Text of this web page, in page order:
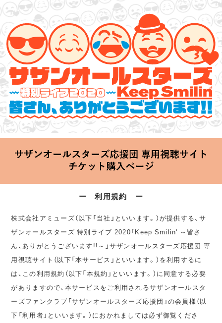
サザンオールスターズ 特別ライブ 2020
2020.06.25 Thu 20:00 Start at 横浜アリーナ
ー 利用規約 ー
株式会社アミューズ（以下「当社」といいます。）が提供する、サ
ザンオールスターズ 特別ライブ 2020「Keep Smilin' ～皆さ
ん、ありがとうございます!!～」サザンオールスターズ応援団 専
用視聴サイト（以下「本サービス」といいます。）を利用するに
は、この利用規約（以下「本規約」といいます。）に同意する必要
がありますので、本サービスをご利用されるサザンオールスタ
ーズファンクラブ「サザンオールスターズ応援団」の会員様（以
下「利用者」といいます。）におかれましては必ず御覧くださ